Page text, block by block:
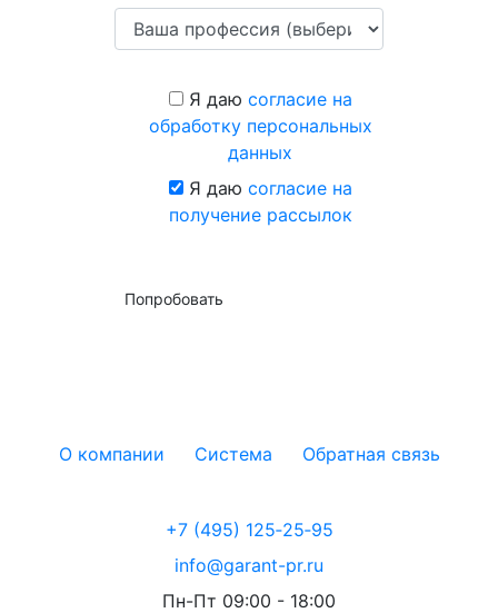
Я даю согласие на
обработку персональных
данных
Я даю согласие на
получение рассылок
Попробовать
О компании Система Обратная связь
+7 (495) 125‑25‑95
info@garant-pr.ru
Пн-Пт 09:00 - 18:00